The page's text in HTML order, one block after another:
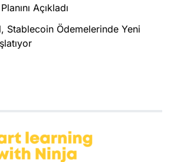
Açıkladı
Stablecoin Ödemelerinde Yeni